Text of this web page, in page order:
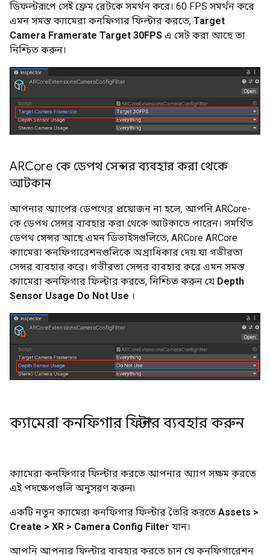
ডিফল্টরূপে সেই ফ্রেম রেটকে সমর্থন করে। 60 FPS সমর্থন করে
এমন সমস্ত ক্যামেরা কনফিগার ফিল্টার করতে, Target
Camera Framerate Target 30FPS এ সেট করা আছে তা
নিশ্চিত করুন।
ARCore কে ডেপথ সেন্সর ব্যবহার করা থেকে
আটকান
আপনার অ্যাপের ডেপথের প্রয়োজন না হলে, আপনি ARCore-
কে ডেপথ সেন্সর ব্যবহার করা থেকে আটকাতে পারেন। সমর্থিত
ডেপথ সেন্সর আছে এমন ডিভাইসগুলিতে, ARCore ARCore
ক্যামেরা কনফিগারেশনগুলিকে অগ্রাধিকার দেয় যা গভীরতা
সেন্সর ব্যবহার করে। গভীরতা সেন্সর ব্যবহার করে এমন সমস্ত
ক্যামেরা কনফিগার ফিল্টার করতে, নিশ্চিত করুন যে Depth
Sensor Usage Do Not Use ।
ক্যামেরা কনফিগার ফিল্টার ব্যবহার করুন
ক্যামেরা কনফিগার ফিল্টার করতে আপনার অ্যাপ সক্ষম করতে
এই পদক্ষেপগুলি অনুসরণ করুন৷
একটি নতুন ক্যামেরা কনফিগার ফিল্টার তৈরি করতে Assets >
Create > XR > Camera Config Filter যান।
আপনি আপনার ফিল্টার ব্যবহার করতে চান যে কনফিগারেশন